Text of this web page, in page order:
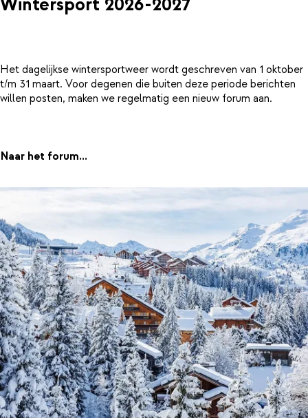
Wintersport 2026-2027
Het dagelijkse wintersportweer wordt geschreven van 1 oktober
t/m 31 maart. Voor degenen die buiten deze periode berichten
willen posten, maken we regelmatig een nieuw forum aan.
Naar het forum...